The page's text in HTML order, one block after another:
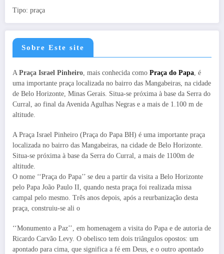
Tipo: praça
Sobre Este site
A Praça Israel Pinheiro , mais conhecida como Praça do Papa , é
uma importante praça localizada no bairro das Mangabeiras, na cidade
de Belo Horizonte, Minas Gerais. Situa-se próxima à base da Serra do
Curral, ao final da Avenida Agulhas Negras e a mais de 1.100 m de
altitude.
A Praça Israel Pinheiro (Praça do Papa BH) é uma importante praça
localizada no bairro das Mangabeiras, na cidade de Belo Horizonte.
Situa-se próxima à base da Serra do Curral, a mais de 1100m de
altitude.
O nome ‘‘Praça do Papa’’ se deu a partir da visita a Belo Horizonte
pelo Papa João Paulo II, quando nesta praça foi realizada missa
campal pelo mesmo. Três anos depois, após a reurbanização desta
praça, construiu-se ali o
‘‘Monumento a Paz’’, em homenagem a visita do Papa e de autoria de
Ricardo Carvão Levy. O obelisco tem dois triângulos opostos: um
apontado para cima, que significa a fé em Deus, e o outro apontado